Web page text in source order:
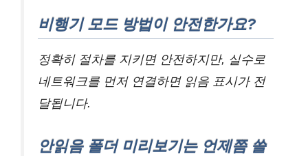
비행기 모드 방법이 안전한가요?
정확히 절차를 지키면 안전하지만, 실수로
네트워크를 먼저 연결하면 읽음 표시가 전
달됩니다.
안읽음 폴더 미리보기는 언제쯤 쓸